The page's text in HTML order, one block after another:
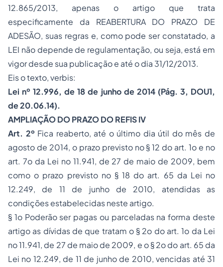
12.865/2013, apenas o artigo que trata
especificamente da REABERTURA DO PRAZO DE
ADESÃO, suas regras e, como pode ser constatado, a
LEI não depende de regulamentação, ou seja, está em
vigor desde sua publicação e até o dia 31/12/2013.
Eis o texto,verbis:
Lei nº 12.996, de 18 de junho de 2014 (Pág. 3, DOU1,
de 20.06.14).
AMPLIAÇÃO DO PRAZO DO REFIS IV
Art. 2ºFica reaberto, até o último dia útil do mês de
agosto de 2014, o prazo previsto no § 12 do art. 1o e no
art. 7o da Lei no 11.941, de 27 de maio de 2009, bem
como o prazo previsto no § 18 do art. 65 da Lei no
12.249, de 11 de junho de 2010, atendidas as
condições estabelecidas neste artigo.
§ 1o Poderão ser pagas ou parceladas na forma deste
artigo as dívidas de que tratam o § 2o do art. 1o da Lei
no 11.941, de 27 de maio de 2009, e o § 2o do art. 65 da
Lei no 12.249, de 11 de junho de 2010, vencidas até 31